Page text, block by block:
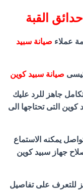
القبة
عملاء صيانة سبيد
صيانة سبيد كوين
جاهز للرد عليك
التى تحتاجها الى
يمكنه الاستماع
جهاز سبيد كوين
للتعرف على تفاصيل